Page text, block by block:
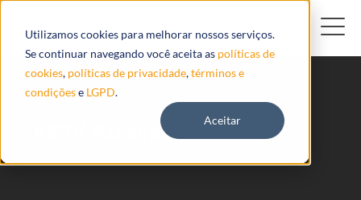
Utilizamos cookies para melhorar nossos serviços.
Se continuar navegando você aceita as políticas de
cookies, políticas de privacidade,términos e
condiçõese LGPD.
Aceitar
AK7V Atrack